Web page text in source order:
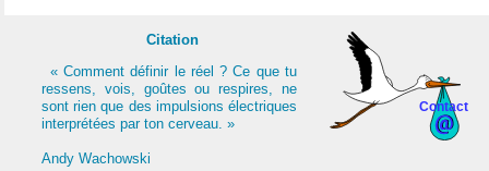
Contact
Citation
« Comment définir le réel ? Ce que tu
ressens, vois, goûtes ou respires, ne
sont rien que des impulsions électriques
interprétées par ton cerveau. »
Andy Wachowski